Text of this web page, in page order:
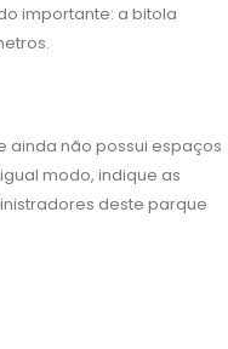
importante: a bitola
ainda não possui espaços
modo, indique as
deste parque